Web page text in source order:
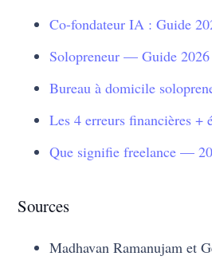
Co-fondateur IA : Guide
Solopreneur — Guide 2026
Bureau à domicile
Les 4 erreurs financières +
Que signifie freelance —
Sources
Madhavan Ramanujam et